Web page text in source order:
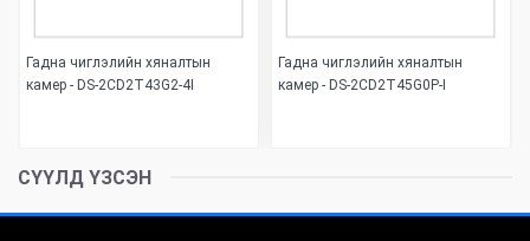
Гадна чиглэлийн хяналтын
камер - DS-2CD2T43G2-4I
Гадна чиглэлийн хяналтын
камер - DS-2CD2T45G0P-I
СҮҮЛД ҮЗСЭН